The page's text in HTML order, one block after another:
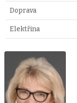
Doprava
Elektřina